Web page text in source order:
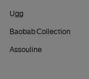
Ugg
Baobab Collection
Assouline